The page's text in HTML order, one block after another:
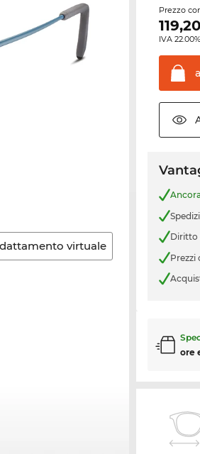
virtuale
Prezzo
119,20
IVA
Diritto
Prezzi
ore